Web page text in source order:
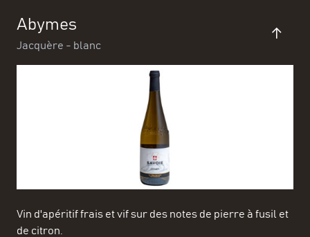
Abymes
Jacquère - blanc
Vin d'apéritif frais et vif sur des notes de pierre à fusil et
de citron.